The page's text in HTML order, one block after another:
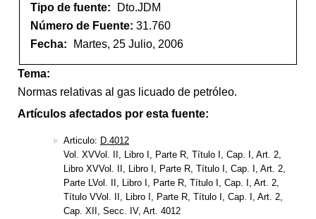
Tipo de fuente:
Dto.JDM
Número de Fuente: 31.760
Fecha:
Martes, 25 Julio, 2006
Tema:
Normas relativas al gas licuado de petróleo.
Artículos afectados por esta fuente:
Articulo: D.4012
Vol. XVVol. II, Libro I, Parte R, Título I, Cap. I, Art. 2,
Libro XVVol. II, Libro I, Parte R, Título I, Cap. I, Art. 2,
Parte LVol. II, Libro I, Parte R, Título I, Cap. I, Art. 2,
Título VVol. II, Libro I, Parte R, Título I, Cap. I, Art. 2,
Cap. XII, Secc. IV, Art. 4012